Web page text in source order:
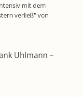
mit dem
verließ" von
Uhlmann –